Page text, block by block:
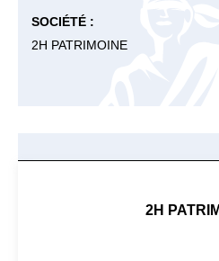
SOCIÉTÉ :
2H PATRIMOINE
2H